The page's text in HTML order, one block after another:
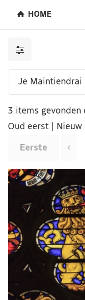
HOME
3 items gevonden
Oud eerst
Nieuw
Eerste